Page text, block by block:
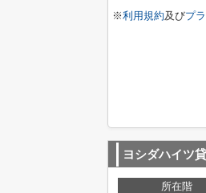
※利用規約及びプ
ヨシダハイツ
所在階